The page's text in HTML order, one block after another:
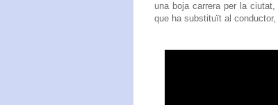
una boja carrera per la
que ha substituït al